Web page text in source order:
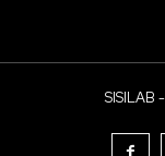
SISILAB